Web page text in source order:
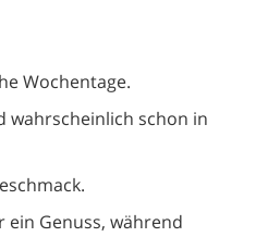
Wochentage.
wahrscheinlich schon in
Genuss, während